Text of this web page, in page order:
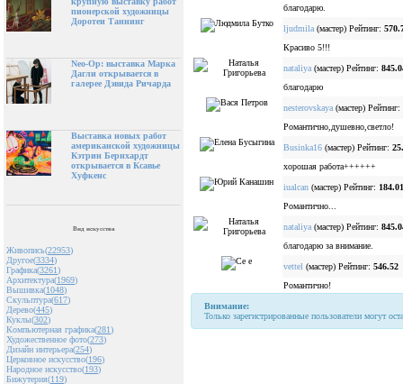
пионерской художницы
Доротеи Таннинг
Neo-Op: выставка Марка
Дагли открывается в
галерее Дэвида Ричарда
Выставка новых работ
американской художницы
Кэтрин Бернхардт
открывается в Ксавье
Хуфкенс
Вид искусства
Живопись(22953)
Другое(3334)
Графика(3261)
Архитектура(1969)
Вышивка(1048)
Скульптура(617)
Дерево(445)
Куклы(302)
Компьютерная графика(281)
Художественное фото(273)
Дизайн интерьера(254)
Церковное искусство(196)
Народное искусство(193)
Бижутерия(119)
благодарю.
ljudmila (мастер) Рейтинг:
Красиво 5!!!
nataliya (мастер) Рейтинг:
благодарю
nesterovskaya (мастер) Рейтинг:
Романтично,душевно,светло!
Businka16 (мастер) Рейтинг:
хорошая работа++++++
iualcan (мастер) Рейтинг: 184.01
Романтично...
nataliya (мастер) Рейтинг:
благодарю за внимание.
vettel (мастер) Рейтинг: 546.52
Романтично!
Внимание:
Только зарегистрированные пользователи могут